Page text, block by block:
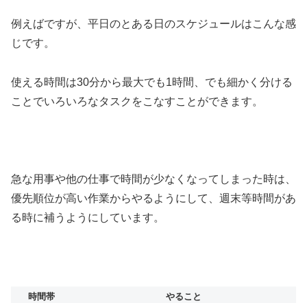
例えばですが、平日のとある日のスケジュールはこんな感
じです。
使える時間は30分から最大でも1時間、でも細かく分ける
ことでいろいろなタスクをこなすことができます。
急な用事や他の仕事で時間が少なくなってしまった時は、
優先順位が高い作業からやるようにして、週末等時間があ
る時に補うようにしています。
時間帯
やること